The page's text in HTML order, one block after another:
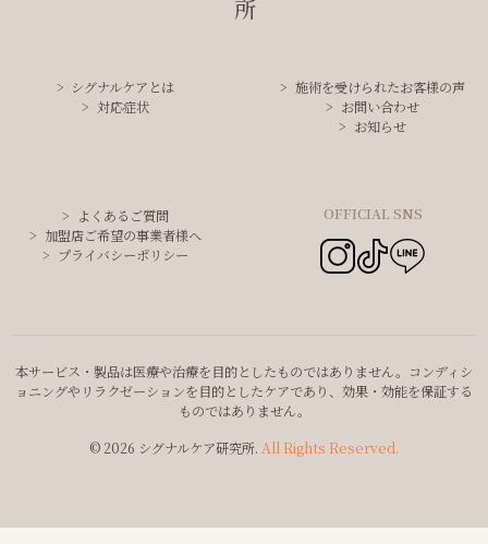
シグナルケアとは
対応症状
施術を受けられたお客様の声
お問い合わせ
お知らせ
よくあるご質問
加盟店ご希望の事業者様へ
プライバシーポリシー
OFFICIAL SNS
本サービス・製品は医療や治療を目的としたものではありません。コンディシ
ョニングやリラクゼーションを目的としたケアであり、効果・効能を保証する
ものではありません。
© 2026 シグナルケア研究所. All Rights Reserved.